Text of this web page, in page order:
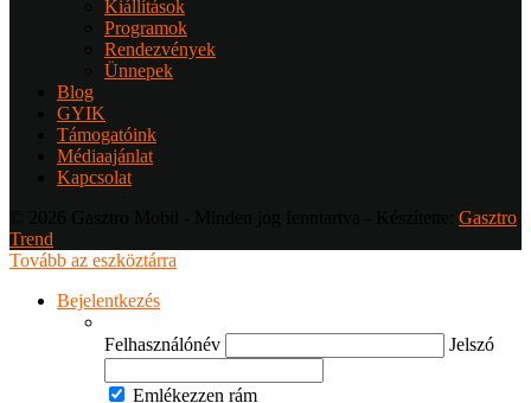
Kiállítások
Programok
Rendezvények
Ünnepek
Blog
GYIK
Támogatóink
Médiaajánlat
Kapcsolat
Gasztro
Trend
Tovább az eszköztárra
Bejelentkezés
Felhasználónév Jelszó
Emlékezzen rám